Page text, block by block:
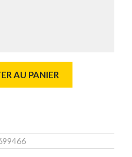
AU PANIER